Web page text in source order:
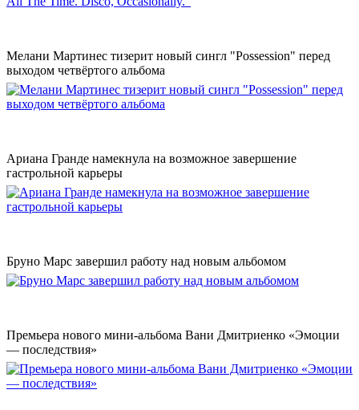
Мелани Мартинес тизерит новый сингл "Possession" перед
выходом четвёртого альбома
Ариана Гранде намекнула на возможное завершение
гастрольной карьеры
Бруно Марс завершил работу над новым альбомом
Премьера нового мини-альбома Вани Дмитриенко «Эмоции
— последствия»